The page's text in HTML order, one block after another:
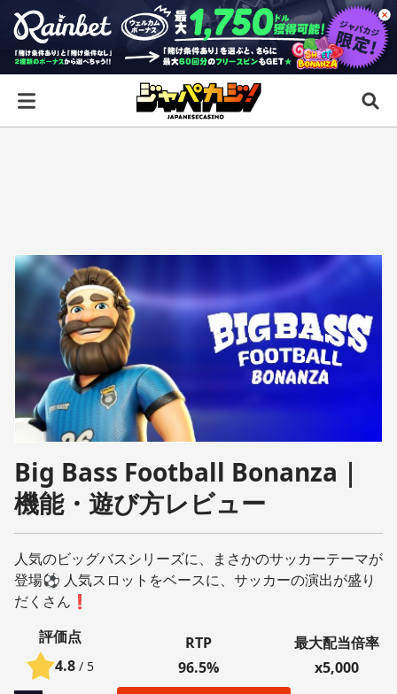
Big Bass Football Bonanza｜
機能・遊び方レビュー
人気のビッグバスシリーズに、まさかのサッカーテーマが
登場⚽️ 人気スロットをベースに、サッカーの演出が盛り
だくさん❗️
評価点
4.8 / 5
RTP
96.5%
最大配当倍率
x5,000